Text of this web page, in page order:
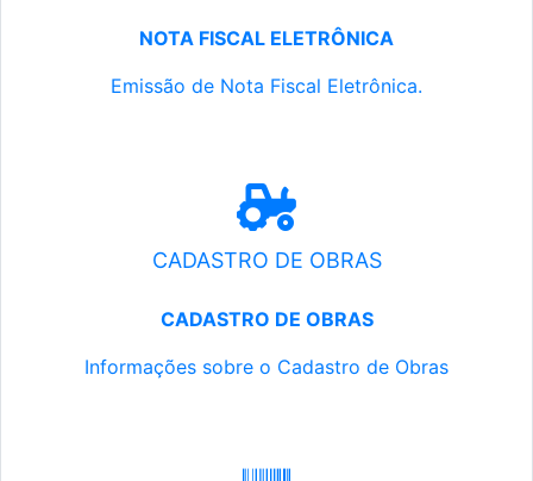
NOTA FISCAL ELETRÔNICA
Emissão de Nota Fiscal Eletrônica.
CADASTRO DE OBRAS
CADASTRO DE OBRAS
Informações sobre o Cadastro de Obras